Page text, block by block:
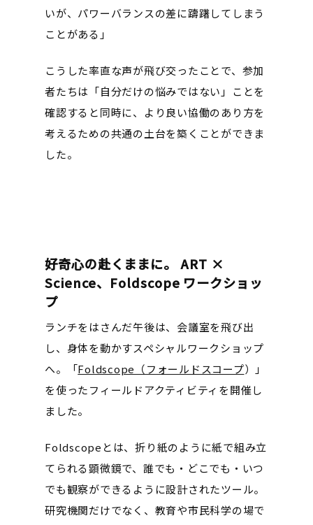
いが、パワーバランスの差に躊躇してしまう
ことがある」
こうした率直な声が飛び交ったことで、参加
者たちは「自分だけの悩みではない」ことを
確認すると同時に、より良い協働のあり方を
考えるための共通の土台を築くことができま
した。
好奇心の赴くままに。 ART ×
Science、Foldscope ワークショッ
プ
ランチをはさんだ午後は、会議室を飛び出
し、身体を動かすスペシャルワークショップ
へ。「Foldscope（フォールドスコープ）」
を使ったフィールドアクティビティを開催し
ました。
Foldscopeとは、折り紙のように紙で組み立
てられる顕微鏡で、誰でも・どこでも・いつ
でも観察ができるように設計されたツール。
研究機関だけでなく、教育や市民科学の場で